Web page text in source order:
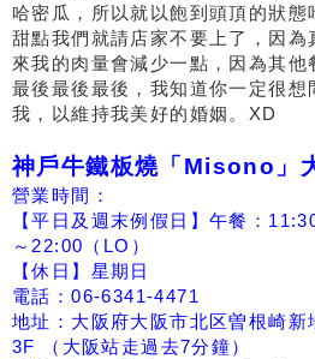
哈密瓜，所以就以飽到頭頂的狀態
甜點我們就請店家不要上了，因
來我的肉量會減少一點，因為其他
最後最後最後，我知道你一定很想
我，以維持我美好的婚姻。XD
神戶牛鐵板燒「Misono」
營業時間：
【平日及週末例假日】午餐：
～22:00（LO）
【休日】星期日
電話：06-6341-4471
地址：大阪府大阪市北区曽根崎
3F （大阪站走過去7分鐘）